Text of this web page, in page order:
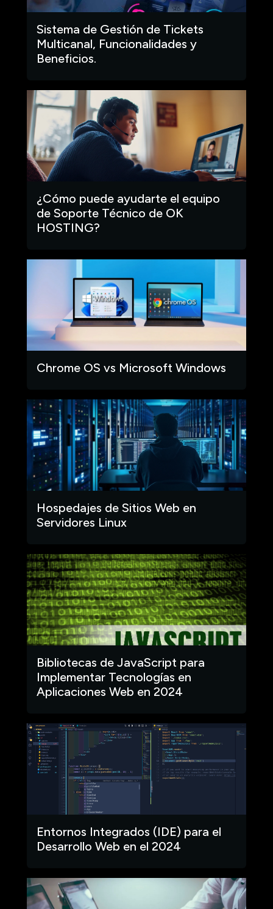
Sistema de Gestión de Tickets
Multicanal, Funcionalidades y
Beneficios.
¿Cómo puede ayudarte el equipo
de Soporte Técnico de OK
HOSTING?
Chrome OS vs Microsoft Windows
Hospedajes de Sitios Web en
Servidores Linux
Bibliotecas de JavaScript para
Implementar Tecnologías en
Aplicaciones Web en 2024
Entornos Integrados (IDE) para el
Desarrollo Web en el 2024